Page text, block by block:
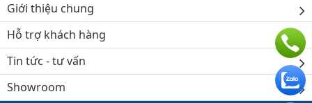
Giới thiệu chung
Hỗ trợ khách hàng
Tin tức - tư vấn
Showroom